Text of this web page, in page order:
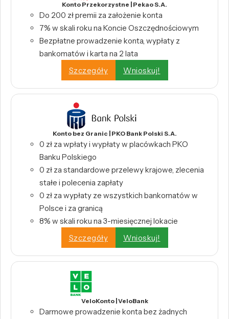
Konto Przekorzystne | Pekao S.A.
Do 200 zł premii za założenie konta
7% w skali roku na Koncie Oszczędnościowym
Bezpłatne prowadzenie konta, wypłaty z
bankomatów i karta na 2 lata
Szczegóły
Wnioskuj!
Konto bez Granic | PKO Bank Polski S.A.
0 zł za wpłaty i wypłaty w placówkach PKO
Banku Polskiego
0 zł za standardowe przelewy krajowe, zlecenia
stałe i polecenia zapłaty
0 zł za wypłaty ze wszystkich bankomatów w
Polsce i za granicą
8% w skali roku na 3-miesięcznej lokacie
Szczegóły
Wnioskuj!
VeloKonto | VeloBank
Darmowe prowadzenie konta bez żadnych